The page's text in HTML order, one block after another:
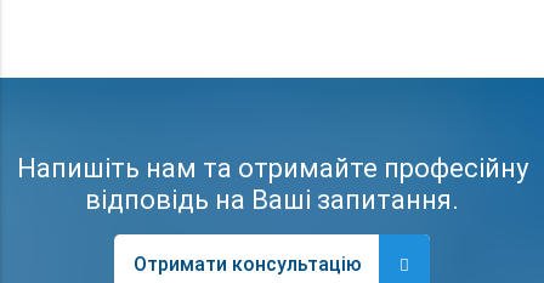
Напишіть нам та отримайте професійну
відповідь на Ваші запитання.
Отримати консультацію